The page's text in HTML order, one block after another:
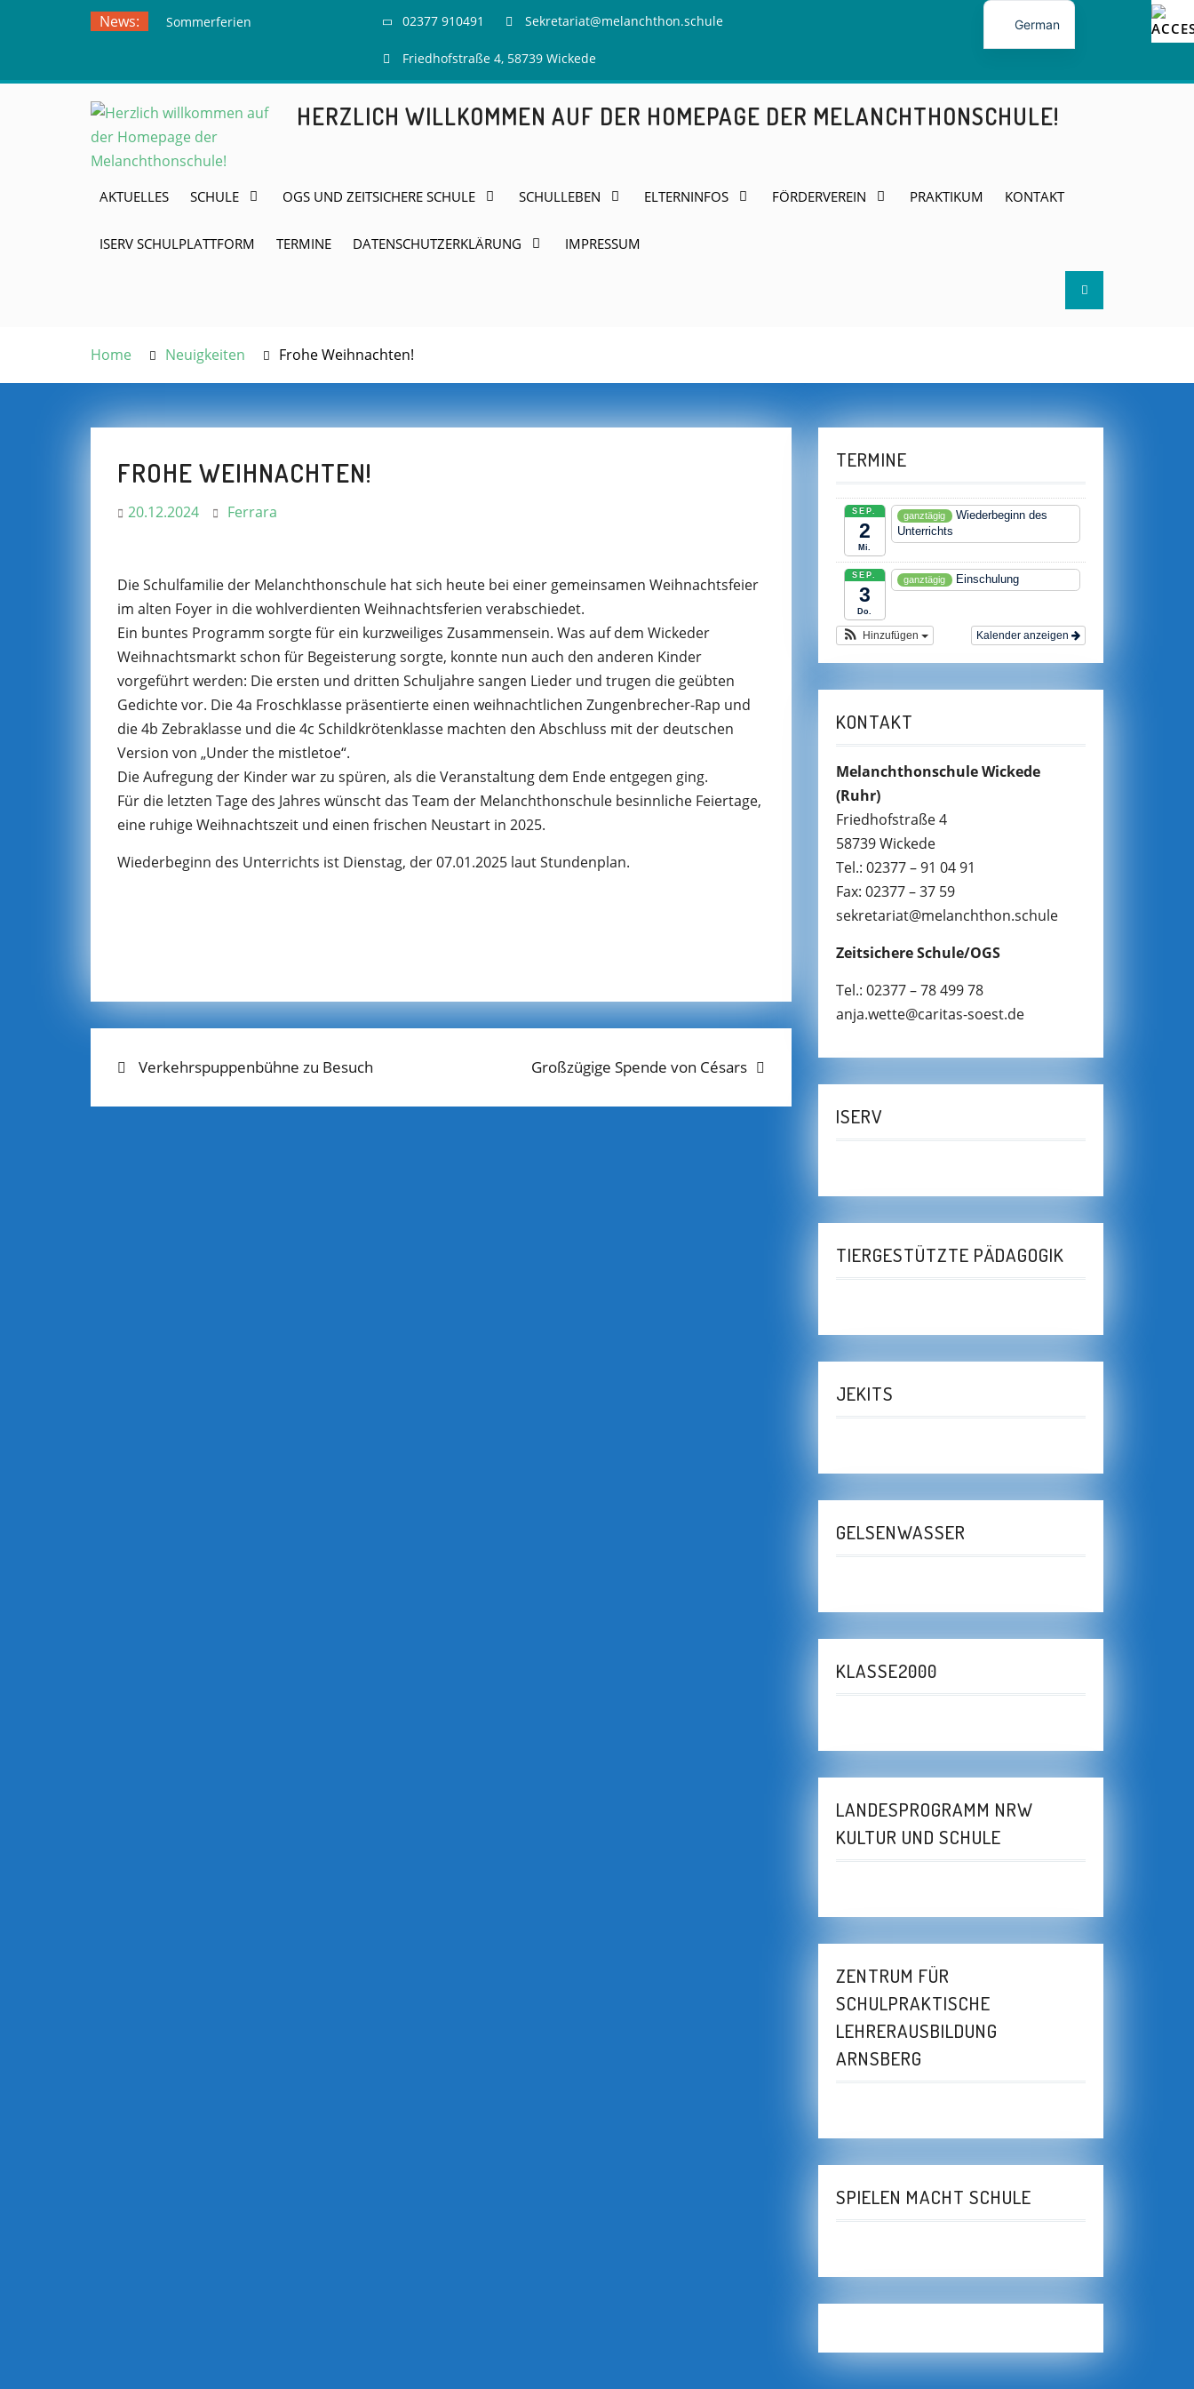
News:
Sommerferien
Herdringen
02377 910491 Sekretariat@melanchthon.schule
Friedhofstraße 4, 58739 Wickede
HERZLICH WILLKOMMEN AUF DER HOMEPAGE DER MELANCHTHONSCHULE!
AKTUELLES SCHULE OGS UND ZEITSICHERE SCHULE SCHULLEBEN ELTERNINFOS FÖRDERVEREIN PRAKTIKUM KONTAKT
ISERV SCHULPLATTFORM TERMINE DATENSCHUTZERKLÄRUNG IMPRESSUM
Search
Home Neuigkeiten Frohe Weihnachten!
FROHE WEIHNACHTEN!
20.12.2024 Ferrara
Die Schulfamilie der Melanchthonschule hat sich heute bei einer gemeinsamen Weihnachtsfeier
im alten Foyer in die wohlverdienten Weihnachtsferien verabschiedet.
Ein buntes Programm sorgte für ein kurzweiliges Zusammensein. Was auf dem Wickeder
Weihnachtsmarkt schon für Begeisterung sorgte, konnte nun auch den anderen Kinder
vorgeführt werden: Die ersten und dritten Schuljahre sangen Lieder und trugen die geübten
Gedichte vor. Die 4a Froschklasse präsentierte einen weihnachtlichen Zungenbrecher-Rap und
die 4b Zebraklasse und die 4c Schildkrötenklasse machten den Abschluss mit der deutschen
Version von „Under the mistletoe“.
Die Aufregung der Kinder war zu spüren, als die Veranstaltung dem Ende entgegen ging.
Für die letzten Tage des Jahres wünscht das Team der Melanchthonschule besinnliche Feiertage,
eine ruhige Weihnachtszeit und einen frischen Neustart in 2025.
Wiederbeginn des Unterrichts ist Dienstag, der 07.01.2025 laut Stundenplan.
BEITRAGS-
NAVIGATION
Previous
Verkehrspuppenbühne zu Besuch
Next
Großzügige Spende von Césars
TERMINE
SEP.
2
Mi.
ganztägig
Wiederbeginn des
Unterrichts
SEP.
3
Do.
ganztägig Einschulung
Kalender anzeigen
Hinzufügen
KONTAKT
Melanchthonschule Wickede
(Ruhr)
Friedhofstraße 4
58739 Wickede
Tel.: 02377 – 91 04 91
Fax: 02377 – 37 59
sekretariat@melanchthon.schule
Zeitsichere Schule/OGS
Tel.: 02377 – 78 499 78
anja.wette@caritas-soest.de
ISERV
TIERGESTÜTZTE PÄDAGOGIK
JEKITS
GELSENWASSER
KLASSE2000
LANDESPROGRAMM NRW
KULTUR UND SCHULE
ZENTRUM FÜR
SCHULPRAKTISCHE
LEHRERAUSBILDUNG
ARNSBERG
SPIELEN MACHT SCHULE
German